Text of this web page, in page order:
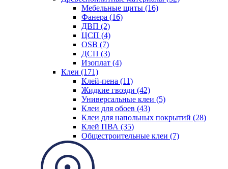
Мебельные щиты (16)
Фанера (16)
ДВП (2)
ЦСП (4)
OSB (7)
ДСП (3)
Изоплат (4)
Клеи (171)
Клей-пена (11)
Жидкие гвозди (42)
Универсальные клеи (5)
Клеи для обоев (43)
Клеи для напольных покрытий (28)
Клей ПВА (35)
Общестроительные клеи (7)